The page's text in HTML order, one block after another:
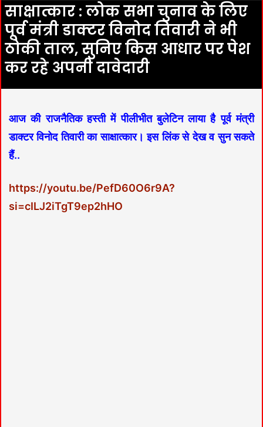
साक्षात्कार : लोक सभा चुनाव के लिए
पूर्व मंत्री डाक्टर विनोद तिवारी ने भी
ठोकी ताल, सुनिए किस आधार पर पेश
कर रहे अपनी दावेदारी
आज की राजनैतिक हस्ती में पीलीभीत बुलेटिन लाया है पूर्व मंत्री
डाक्टर विनोद तिवारी का साक्षात्कार। इस लिंक से देख व सुन सकते
हैं..
https://youtu.be/PefD60O6r9A?
si=cILJ2iTgT9ep2hHO